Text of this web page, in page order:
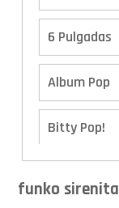
6 Pulgadas
Album Pop
Bitty Pop!
funko sirenita